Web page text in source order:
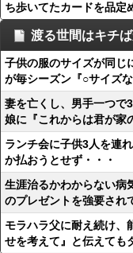
ち歩いてたカードを品定
渡る世間はキチば
子供の服のサイズが同じ
が毎シーズン『○サイズ
妻を亡くし、男手一つで
娘に『これからは君が家
ランチ会に子供3人を連
か払おうとせず・・・
生涯治るかわからない病
のプレゼントを強要され
モラハラ父に耐え続け、
せを考えて』と伝えても